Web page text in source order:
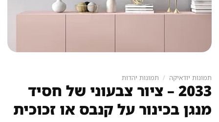
תמונות יודאיקה / תמונות יהדות
2033 – ציור צבעוני של חסיד
מנגן בכינור על קנבס או זכוכית